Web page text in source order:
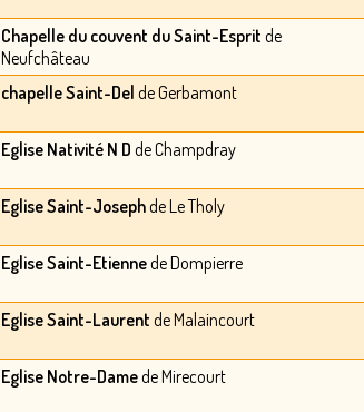
Chapelle du couvent du Saint-Esprit de
Neufchâteau
chapelle Saint-Del de Gerbamont
Eglise Nativité N D de Champdray
Eglise Saint-Josephde Le Tholy
Eglise Saint-Etiennede Dompierre
Eglise Saint-Laurent de Malaincourt
Eglise Notre-Damede Mirecourt